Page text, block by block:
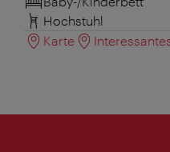
Hochstuhl
Karte